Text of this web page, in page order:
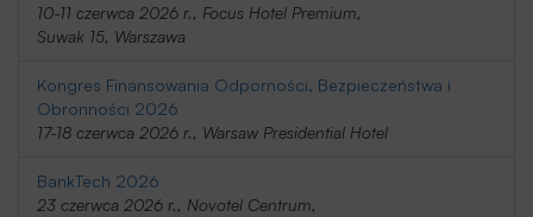
10-11 czerwca 2026 r., Focus Hotel Premium,
Suwak 15, Warszawa
Kongres Finansowania Odporności, Bezpieczeństwa i
Obronności 2026
17-18 czerwca 2026 r., Warsaw Presidential Hotel
BankTech 2026
23 czerwca 2026 r., Novotel Centrum,